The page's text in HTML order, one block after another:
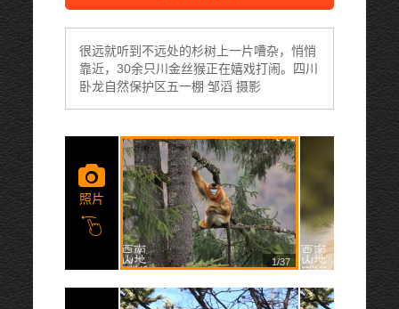
很远就听到不远处的杉树上一片嘈杂，悄悄
靠近，30余只川金丝猴正在嬉戏打闹。四川
卧龙自然保护区五一棚 邹滔 摄影
照片
1/37